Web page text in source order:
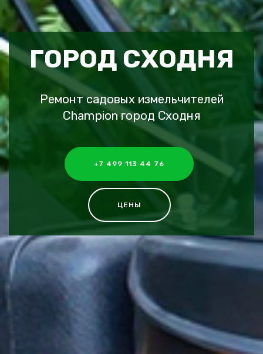
ГОРОД СХОДНЯ
Ремонт садовых измельчителей
Champion город Сходня
+7 499 113 44 76
ЦЕНЫ